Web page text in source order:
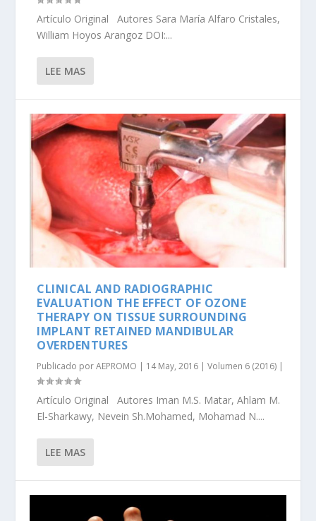
Artículo Original Autores Sara María Alfaro Cristales,
William Hoyos Arangoz DOI:...
LEE MAS
CLINICAL AND RADIOGRAPHIC
EVALUATION THE EFFECT OF OZONE
THERAPY ON TISSUE SURROUNDING
IMPLANT RETAINED MANDIBULAR
OVERDENTURES
Publicado porAEPROMO | 14 May, 2016 |Volumen 6 (2016) |
Artículo Original Autores Iman M.S. Matar, Ahlam M.
El-Sharkawy, Nevein Sh.Mohamed, Mohamad N....
LEE MAS